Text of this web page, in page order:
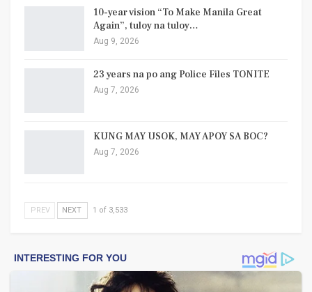
10-year vision “To Make Manila Great
Again”, tuloy na tuloy…
Aug 9, 2026
23 years na po ang Police Files TONITE
Aug 7, 2026
KUNG MAY USOK, MAY APOY SA BOC?
Aug 7, 2026
PREV NEXT 1 of 3,533